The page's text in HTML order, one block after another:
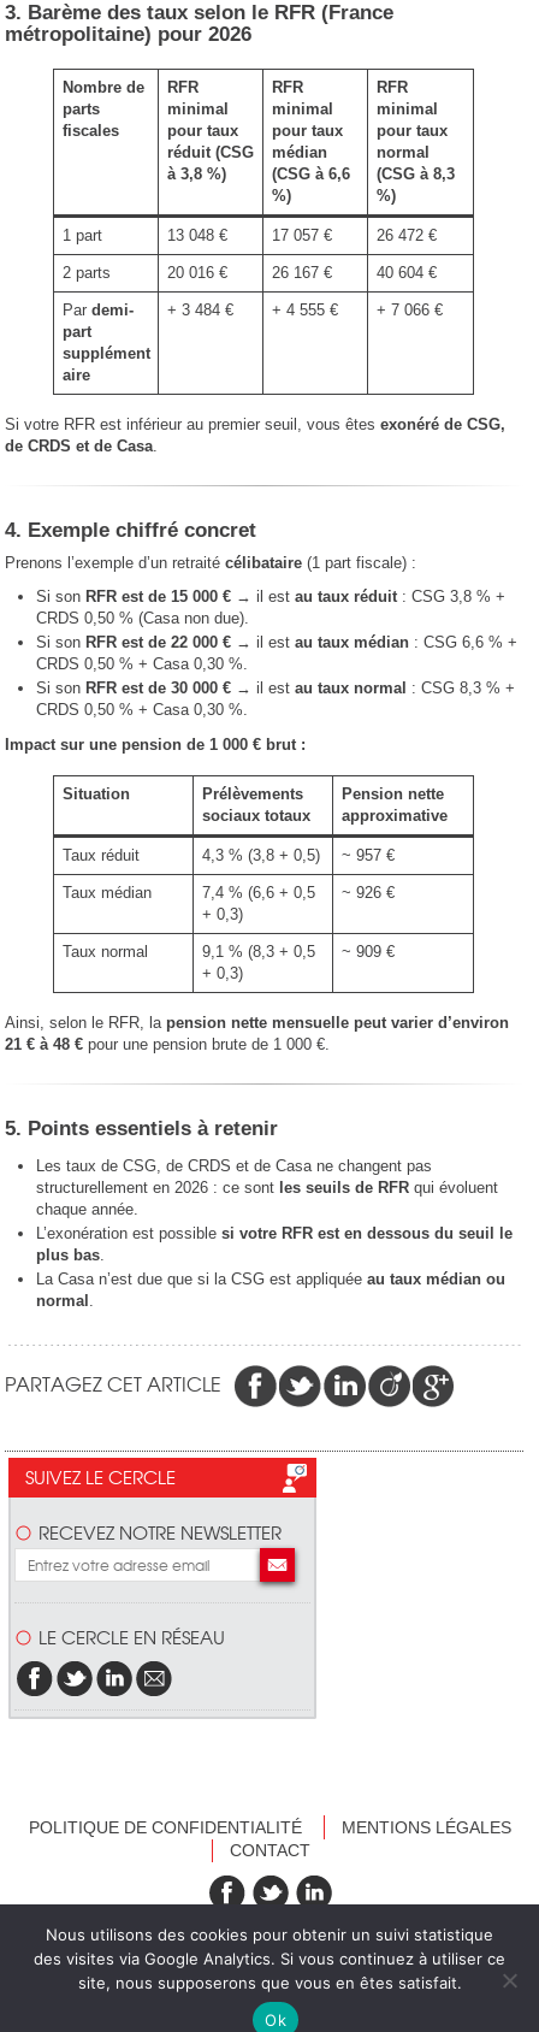
3. Barème des taux selon le RFR (France
métropolitaine) pour 2026
Nombre de
parts
fiscales
RFR
minimal
pour taux
réduit(CSG
à 3,8 %)
RFR
minimal
pour taux
médian
(CSG à 6,6
%)
RFR
minimal
pour taux
normal
(CSG à 8,3
%)
1 part 13 048 € 17 057 € 26 472 €
2 parts 20 016 € 26 167 € 40 604 €
Par demi-
part
supplément
aire
+ 3 484 € + 4 555 € + 7 066 €
Si votre RFR est inférieur au premier seuil, vous êtesexonéré de CSG,
de CRDS et de Casa.
4. Exemple chiffré concret
Prenons l’exemple d’un retraitécélibataire (1 part fiscale) :
Si son RFR est de 15 000 € → il estau taux réduit: CSG 3,8 % +
CRDS 0,50 % (Casa non due).
Si son RFR est de 22 000 € → il estau taux médian : CSG 6,6 % +
CRDS 0,50 % + Casa 0,30 %.
Si son RFR est de 30 000 € → il estau taux normal : CSG 8,3 % +
CRDS 0,50 % + Casa 0,30 %.
Impact sur une pension de 1 000 € brut :
Situation
Prélèvements
sociaux totaux
Pension nette
approximative
Taux réduit 4,3 % (3,8 + 0,5) ~ 957 €
Taux médian
7,4 % (6,6 + 0,5
+ 0,3)
~ 926 €
Taux normal
9,1 % (8,3 + 0,5
+ 0,3)
~ 909 €
Ainsi, selon le RFR, la pension nette mensuelle peut varier d’environ
21 € à 48 € pour une pension brute de 1 000 €.
5. Points essentiels à retenir
Les taux de CSG, de CRDS et de Casa ne changent pas
structurellement en 2026 : ce sont les seuils de RFR qui évoluent
chaque année.
L’exonération est possiblesi votre RFR est en dessous du seuil le
plus bas.
La Casa n’est due que si la CSG est appliquéeau taux médian ou
normal .
PARTAGEZ CET ARTICLE
SUIVEZ LE CERCLE
RECEVEZ NOTRE NEWSLETTER
LE CERCLE EN RÉSEAU
POLITIQUE DE CONFIDENTIALITÉ
MENTIONS LÉGALES
CONTACT
recevez nos newsletters
Nous utilisons des cookies pour obtenir un suivi statistique
des visites via Google Analytics. Si vous continuez à utiliser ce
site, nous supposerons que vous en êtes satisfait.
Ok